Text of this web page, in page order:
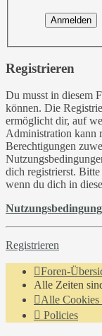
Registrieren
Du musst in diesem
können. Die
ermöglicht dir, auf
Administration kann
Berechtigungen
dich registrierst.
wenn du dich in
Registrieren
Foren-
Alle Zeiten
Alle Cookies
Policies